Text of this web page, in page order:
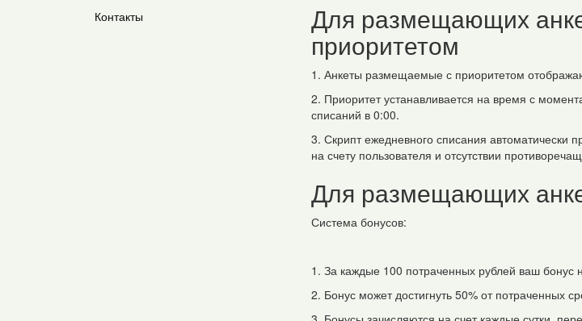
Контакты
Для размещающих
приоритетом
1. Анкеты размещаемые с приоритетом
2. Приоритет устанавливается на время с
списаний в 0:00.
3. Скрипт ежедневного списания автоматически
на счету пользователя и отсутствии
Для размещающих
Система бонусов:
1. За каждые 100 потраченных рублей ваш бонус
2. Бонус может достигнуть 50% от потраченных